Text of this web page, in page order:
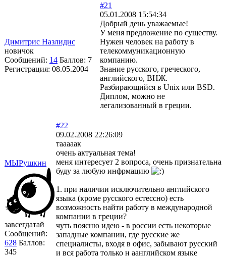
Димитрис Назлидис
новичок
Сообщений: 14 Баллов: 7
Регистрация: 08.05.2004
#21
05.01.2008 15:54:34
Добрый день уважаемые!
У меня предложение по существу.
Нужен человек на работу в
телекоммуникационную
компанию.
Знание русского, греческого,
английского, ВНЖ.
Разбирающийся в Unix или BSD.
Диплом, можно не
легализованный в греции.
МЫРушкин
завсегдатай
Сообщений:
628 Баллов:
345
#22
09.02.2008 22:26:09
тааааак
очень актуальная тема!
меня интересует 2 вопроса, очень признательна
буду за любую инфрмацию
1. при наличии исключительно английского
языка (кроме русского естессно) есть
возможность найти работу в международной
компании в греции?
чуть поясню идею - в россии есть некоторые
западные компании, где русские же
специалисты, входя в офис, забывают русский
и вся работа только н аанглийском языке